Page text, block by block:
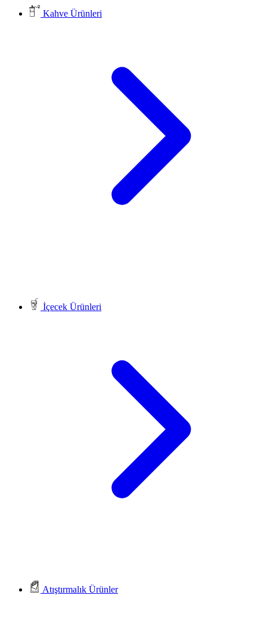
Kahve Ürünleri
İçecek Ürünleri
Atıştırmalık Ürünler